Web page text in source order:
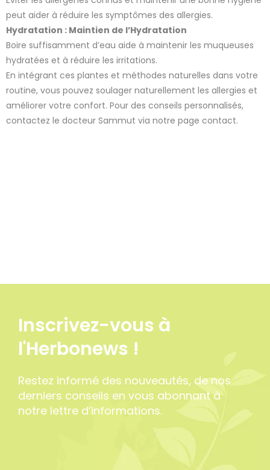
peut aider à réduire les symptômes des allergies.
Hydratation : Maintien de l’Hydratation
Boire suffisamment d’eau aide à maintenir les muqueuses
hydratées et à réduire les irritations.
En intégrant ces plantes et méthodes naturelles dans votre
routine, vous pouvez soulager naturellement les allergies et
améliorer votre confort. Pour des conseils personnalisés,
contactez le docteur Sammut via notre page contact.
2 avis
Inscrivez-vous à
l'Herbonews !
Restez informé des nouveautés, de nos
derniers conseils en vous abonnant à
notre lettre d’informations.